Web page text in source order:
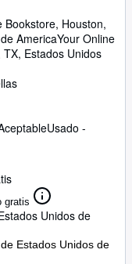
Bookstore, Houston,
AmericaYour Online
TX, Estados Unidos
Usado -
gratis
Unidos de
Estados Unidos de